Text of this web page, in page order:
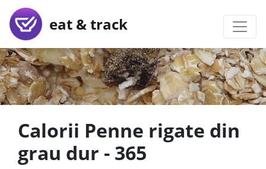
eat & track
Calorii Penne rigate din
grau dur - 365